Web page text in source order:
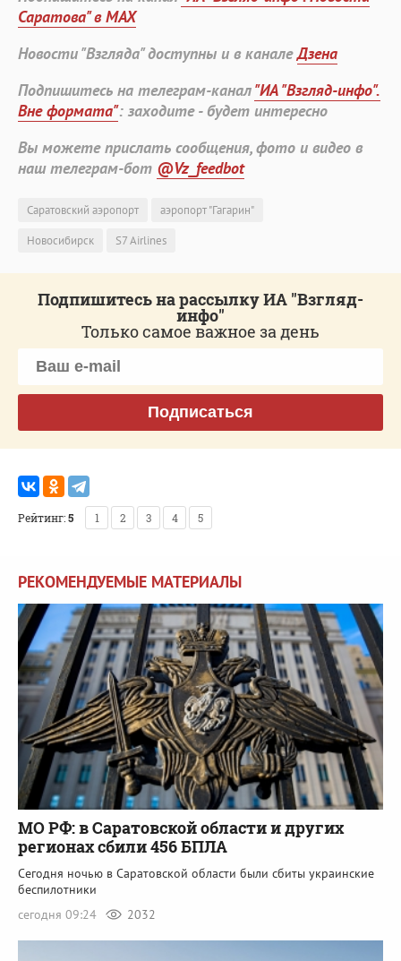
Саратова" в MAX
Новости "Взгляда" доступны и в каналеДзена
Подпишитесь на телеграм-канал"ИА "Взгляд-инфо".
Вне формата": заходите - будет интересно
Вы можете прислать сообщения, фото и видео в
наш телеграм-бот @Vz_feedbot
Саратовский аэропорт
аэропорт "Гагарин"
Новосибирск
S7 Airlines
Подпишитесь на рассылку ИА "Взгляд-
инфо"
Только самое важное за день
Подписаться
Рейтинг:5 1 2 3 4 5
РЕКОМЕНДУЕМЫЕ МАТЕРИАЛЫ
МО РФ: в Саратовской области и других
регионах сбили 456 БПЛА
Сегодня ночью в Саратовской области были сбиты украинские
беспилотники
сегодня 09:24
2032